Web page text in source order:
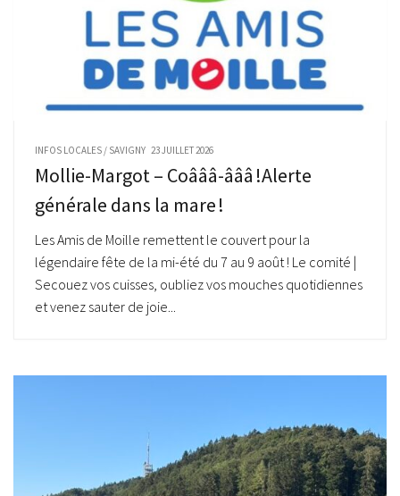
INFOS LOCALES / SAVIGNY 23 JUILLET 2026
Mollie-Margot – Coâââ-âââ !Alerte
générale dans la mare !
Les Amis de Moille remettent le couvert pour la
légendaire fête de la mi-été du 7 au 9 août ! Le comité |
Secouez vos cuisses, oubliez vos mouches quotidiennes
et venez sauter de joie...